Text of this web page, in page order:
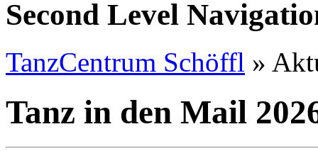
Second Level
TanzCentrum Schöffl »
Tanz in den Mail